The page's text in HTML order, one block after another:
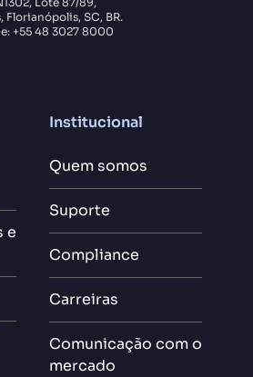
SC, BR.
+55 48 3027 8000
e
Institucional
Quem somos
Suporte
Compliance
Carreiras
Comunicação com o
mercado